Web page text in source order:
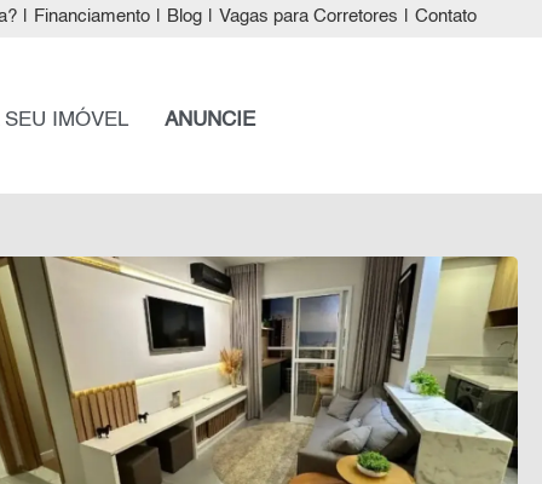
Financiamento Blog Vagas para Corretores Contato
IMÓVEL ANUNCIE